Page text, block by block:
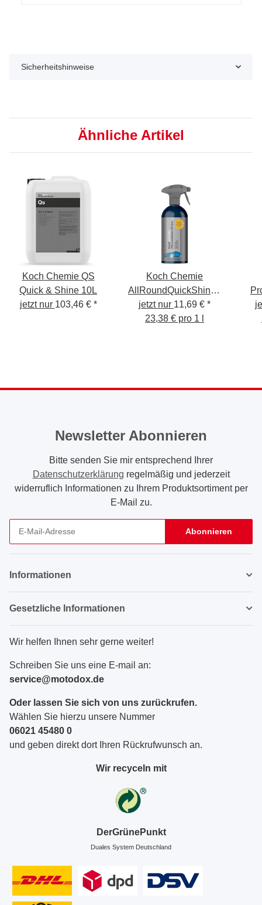
Sicherheitshinweise
Ähnliche Artikel
Koch Chemie QS
Quick & Shine 10L
jetzt nur 103,46 € *
Koch Chemie
AllRoundQuickShine -
Finish Spray 500ml
jetzt nur 11,69 € *
23,38 € pro 1 l
Newsletter Abonnieren
Bitte senden Sie mir entsprechend Ihrer
Datenschutzerklärung regelmäßig und jederzeit
widerruflich Informationen zu Ihrem Produktsortiment per
E-Mail zu.
Abonnieren
Informationen
Gesetzliche Informationen
Wir helfen Ihnen sehr gerne weiter!
Schreiben Sie uns eine E-mail an:
service@motodox.de
Oder lassen Sie sich von uns zurückrufen.
Wählen Sie hierzu unsere Nummer
06021 45480 0
und geben direkt dort Ihren Rückrufwunsch an.
Wir recyceln mit
DerGrünePunkt
Duales System Deutschland